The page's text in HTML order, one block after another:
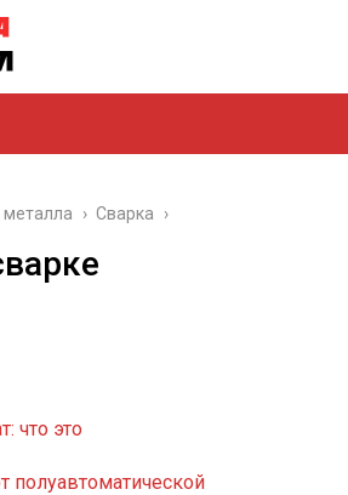
металла › Сварка ›
что это
полуавтоматической